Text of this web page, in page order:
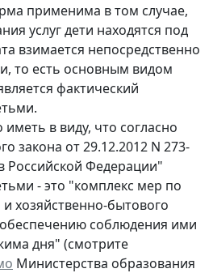
применима в том случае,
услуг дети находятся под
взимается непосредственно
то есть основным видом
фактический
в виду, что согласно
закона от 29.12.2012 N 273-
Федерации"
- это "комплекс мер по
хозяйственно-бытового
соблюдения ими
дня" (смотрите
Министерства образования